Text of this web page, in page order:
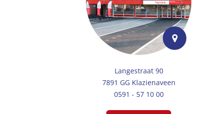
Langestraat 90
7891 GG Klazienaveen
0591 - 57 10 00